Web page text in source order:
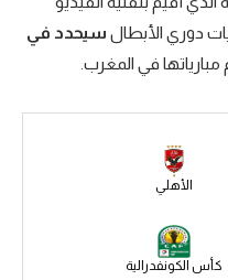
دوري الأبطال سيحدد في
مبارياتها في المغرب.
الأهلي
كأس الكونفدرالية